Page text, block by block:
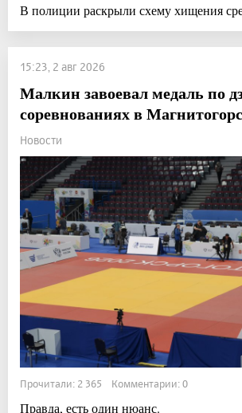
В полиции раскрыли схему хищения
15:23, 2 авг 2026
Малкин завоевал медаль по
соревнованиях в
Новости
Прочитали: 2 365 Комментарии: 0
Правда, есть один нюанс.